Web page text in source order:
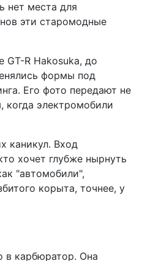
нет места для
эти старомодные
GT-R Hakosuka, до
формы под
Его фото передают не
когда электромобили
каникул. Вход
хочет глубже нырнуть
"автомобили",
корыта, точнее, у
в карбюратор. Она